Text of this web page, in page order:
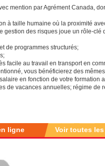
mention par Agrément Canada,
à taille humaine où la proximité
gestion des risques joue un rôle-clé
de programmes structurés;
facile au travail en transport en
vous bénéficierez des
en fonction de votre formation
de vacances annuelles; régime de
Voir toutes
ligne